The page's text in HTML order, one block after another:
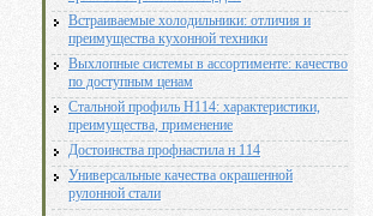
Встраиваемые холодильники: отличия и
преимущества кухонной техники
Выхлопные системы в ассортименте: качество
по доступным ценам
Стальной профиль Н114: характеристики,
преимущества, применение
Достоинства профнастила н 114
Универсальные качества окрашенной
рулонной стали